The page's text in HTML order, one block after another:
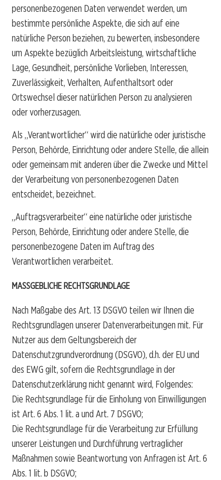
personenbezogenen Daten verwendet werden, um
bestimmte persönliche Aspekte, die sich auf eine
natürliche Person beziehen, zu bewerten, insbesondere
um Aspekte bezüglich Arbeitsleistung, wirtschaftliche
Lage, Gesundheit, persönliche Vorlieben, Interessen,
Zuverlässigkeit, Verhalten, Aufenthaltsort oder
Ortswechsel dieser natürlichen Person zu analysieren
oder vorherzusagen.
Als „Verantwortlicher“ wird die natürliche oder juristische
Person, Behörde, Einrichtung oder andere Stelle, die allein
oder gemeinsam mit anderen über die Zwecke und Mittel
der Verarbeitung von personenbezogenen Daten
entscheidet, bezeichnet.
„Auftragsverarbeiter“ eine natürliche oder juristische
Person, Behörde, Einrichtung oder andere Stelle, die
personenbezogene Daten im Auftrag des
Verantwortlichen verarbeitet.
MASSGEBLICHE RECHTSGRUNDLAGE
Nach Maßgabe des Art. 13 DSGVO teilen wir Ihnen die
Rechtsgrundlagen unserer Datenverarbeitungen mit. Für
Nutzer aus dem Geltungsbereich der
Datenschutzgrundverordnung (DSGVO), d.h. der EU und
des EWG gilt, sofern die Rechtsgrundlage in der
Datenschutzerklärung nicht genannt wird, Folgendes:
Die Rechtsgrundlage für die Einholung von Einwilligungen
ist Art. 6 Abs. 1 lit. a und Art. 7 DSGVO;
Die Rechtsgrundlage für die Verarbeitung zur Erfüllung
unserer Leistungen und Durchführung vertraglicher
Maßnahmen sowie Beantwortung von Anfragen ist Art. 6
Abs. 1 lit. b DSGVO;